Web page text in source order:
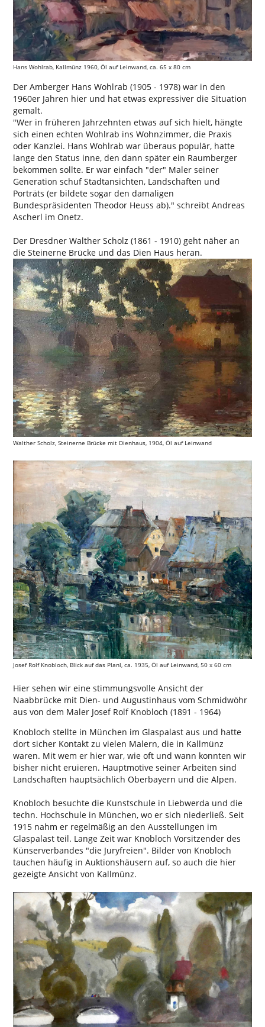
Hans Wohlrab, Kallmünz 1960, Öl auf Leinwand, ca. 65 x 80 cm
Der Amberger Hans Wohlrab (1905 - 1978) war in den
1960er Jahren hier und hat etwas expressiver die Situation
gemalt.
"Wer in früheren Jahrzehnten etwas auf sich hielt, hängte
sich einen echten Wohlrab ins Wohnzimmer, die Praxis
oder Kanzlei. Hans Wohlrab war überaus populär, hatte
lange den Status inne, den dann später ein Raumberger
bekommen sollte. Er war einfach "der" Maler seiner
Generation schuf Stadtansichten, Landschaften und
Porträts (er bildete sogar den damaligen
Bundespräsidenten Theodor Heuss ab)." schreibt Andreas
Ascherl im Onetz.
Der Dresdner Walther Scholz (1861 - 1910) geht näher an
die Steinerne Brücke und das Dien Haus heran.
Walther Scholz, Steinerne Brücke mit Dienhaus, 1904, Öl auf Leinwand
Josef Rolf Knobloch, Blick auf das Planl, ca. 1935, Öl auf Leinwand, 50 x 60 cm
Hier sehen wir eine stimmungsvolle Ansicht der
Naabbrücke mit Dien- und Augustinhaus vom Schmidwöhr
aus von dem Maler Josef Rolf Knobloch (1891 - 1964)
Knobloch stellte in München im Glaspalast aus und hatte
dort sicher Kontakt zu vielen Malern, die in Kallmünz
waren. Mit wem er hier war, wie oft und wann konnten wir
bisher nicht eruieren. Hauptmotive seiner Arbeiten sind
Landschaften hauptsächlich Oberbayern und die Alpen.
Knobloch besuchte die Kunstschule in Liebwerda und die
techn. Hochschule in München, wo er sich niederließ. Seit
1915 nahm er regelmäßig an den Ausstellungen im
Glaspalast teil. Lange Zeit war Knobloch Vorsitzender des
Künserverbandes "die Juryfreien". Bilder von Knobloch
tauchen häufig in Auktionshäusern auf, so auch die hier
gezeigte Ansicht von Kallmünz.